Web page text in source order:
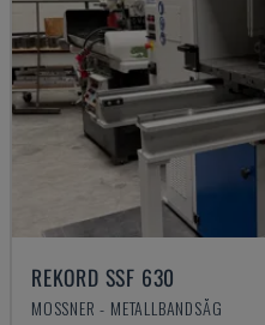
REKORD SSF 630
MOSSNER - METALLBANDSÅG